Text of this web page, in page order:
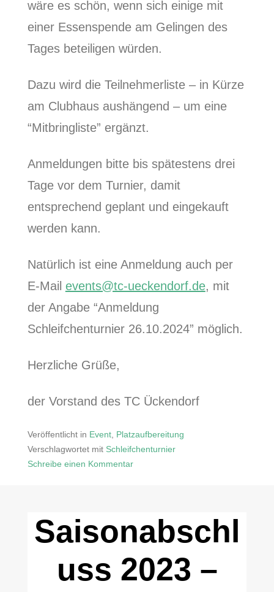
wäre es schön, wenn sich einige mit
einer Essenspende am Gelingen des
Tages beteiligen würden.
Dazu wird die Teilnehmerliste – in Kürze
am Clubhaus aushängend – um eine
“Mitbringliste” ergänzt.
Anmeldungen bitte bis spätestens drei
Tage vor dem Turnier, damit
entsprechend geplant und eingekauft
werden kann.
Natürlich ist eine Anmeldung auch per
E-Mail events@tc-ueckendorf.de, mit
der Angabe “Anmeldung
Schleifchenturnier 26.10.2024” möglich.
Herzliche Grüße,
der Vorstand des TC Ückendorf
Veröffentlicht in Event, Platzaufbereitung
Verschlagwortet mit Schleifchenturnier
Schreibe einen Kommentar
Schleifchenturnier
Saisonabschl
uss 2023 –